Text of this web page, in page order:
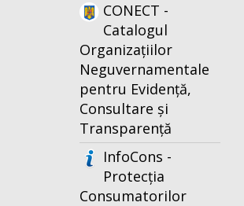
CONECT -
Catalogul
Organizațiilor
Neguvernamentale
pentru Evidență,
Consultare și
Transparență
InfoCons -
Protecția
Consumatorilor